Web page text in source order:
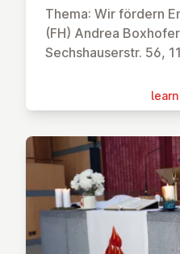
Thema: Wir fördern
(FH) Andrea
Sechshauserstr. 56,